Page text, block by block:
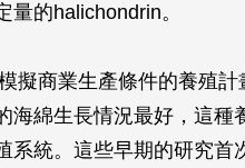
量的halichondrin。
擬商業生產條件的養殖
海綿生長情況最好，這
系統。這些早期的研究